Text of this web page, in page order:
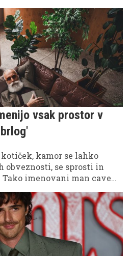
vsak prostor v
kamor se lahko
obveznosti, se sprosti in
imenovani man cave
oblikovanju. Gre za
osebni slog in
obstaja kot ločena soba,
celotno urejeno stanovanje
Spodaj predstavljamo